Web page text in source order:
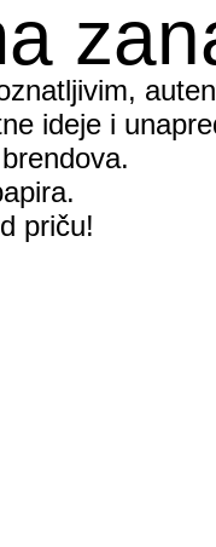
ideje i
priču!